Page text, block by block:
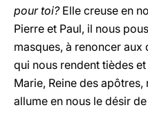
pour toi?Elle creuse en
Pierre et Paul, il nous
masques, à renoncer
qui nous rendent tièdes
Marie, Reine des apôtres,
allume en nous le désir